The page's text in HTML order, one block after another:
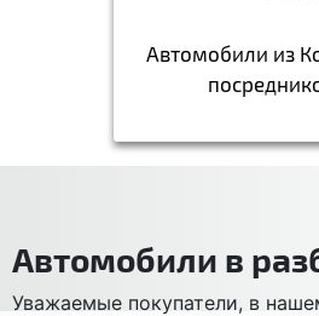
Автомобили из
Автомобили в
Уважаемые покупатели, в